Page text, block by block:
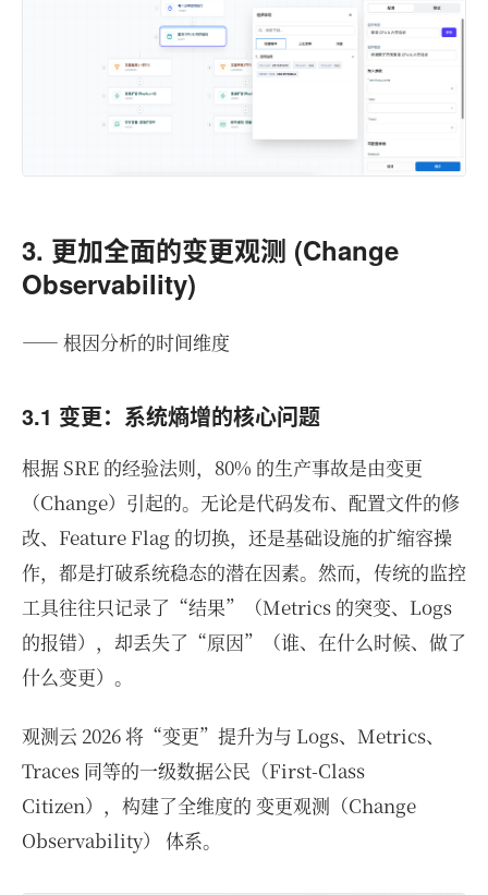
3. 更加全面的变更观测 (Change
Observability)
—— 根因分析的时间维度
3.1 变更：系统熵增的核心问题
根据 SRE 的经验法则，80% 的生产事故是由变更
（Change）引起的。无论是代码发布、配置文件的修
改、Feature Flag 的切换，还是基础设施的扩缩容操
作，都是打破系统稳态的潜在因素。然而，传统的监控
工具往往只记录了“结果”（Metrics 的突变、Logs
的报错），却丢失了“原因”（谁、在什么时候、做了
什么变更）。
观测云 2026 将“变更”提升为与 Logs、Metrics、
Traces 同等的一级数据公民（First-Class
Citizen），构建了全维度的 变更观测（Change
Observability） 体系。